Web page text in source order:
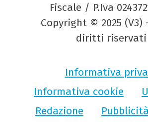
Fiscale / P.Iva
Copyright © 2025
diritti riservati
Informativa
Informativa cookie
Redazione